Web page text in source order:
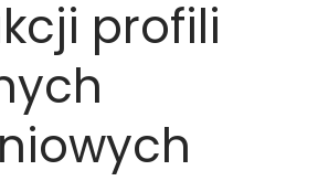
profili